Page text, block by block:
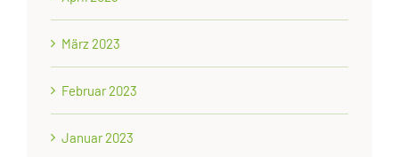
März 2023
Februar 2023
Januar 2023